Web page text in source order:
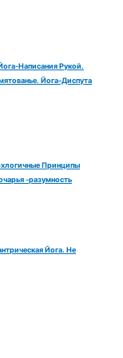
Написания Рукой.
Йога-Диспута
Принципы
-разумность
Йога. Не